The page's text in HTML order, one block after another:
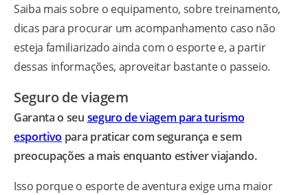
Saiba mais sobre o equipamento, sobre treinamento,
dicas para procurar um acompanhamento caso não
esteja familiarizado ainda com o esporte e, a partir
dessas informações, aproveitar bastante o passeio.
Seguro de viagem
Garanta o seu seguro de viagem para turismo
esportivo para praticar com segurança e sem
preocupações a mais enquanto estiver viajando.
Isso porque o esporte de aventura exige uma maior